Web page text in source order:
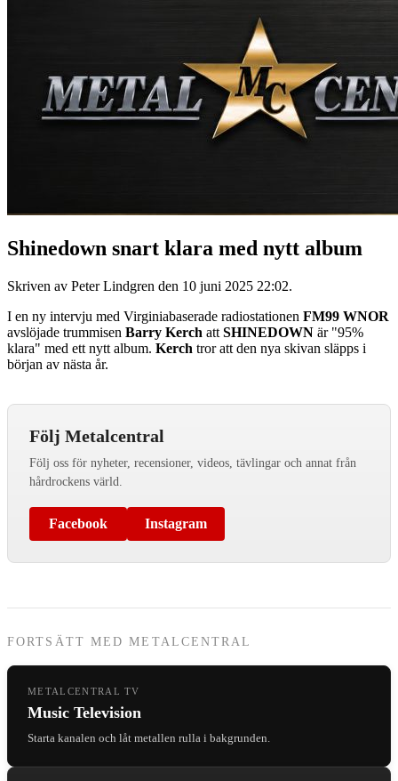
Shinedown snart klara med nytt album
Skriven av Peter Lindgren den 10 juni 2025 22:02.
I en ny intervju med Virginiabaserade radiostationen FM99 WNOR
avslöjade trummisen Barry Kerch att SHINEDOWN är "95%
klara" med ett nytt album. Kerch tror att den nya skivan släpps i
början av nästa år.
Följ Metalcentral
Följ oss för nyheter, recensioner, videos, tävlingar och annat från
hårdrockens värld.
Facebook Instagram
FORTSÄTT MED METALCENTRAL
METALCENTRAL TV
Music Television
Starta kanalen och låt metallen rulla i bakgrunden.